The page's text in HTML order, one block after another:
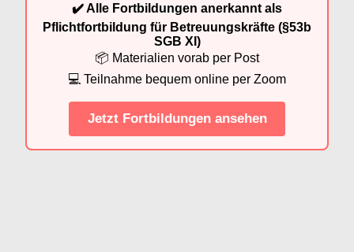
✔️ Alle Fortbildungen anerkannt als
Pflichtfortbildung für Betreuungskräfte (§53b
SGB XI)
📦 Materialien vorab per Post
💻 Teilnahme bequem online per Zoom
Jetzt Fortbildungen ansehen